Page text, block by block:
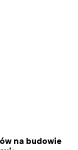
na budowie